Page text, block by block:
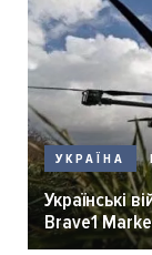
УКРАЇНА
Українські
Brave1